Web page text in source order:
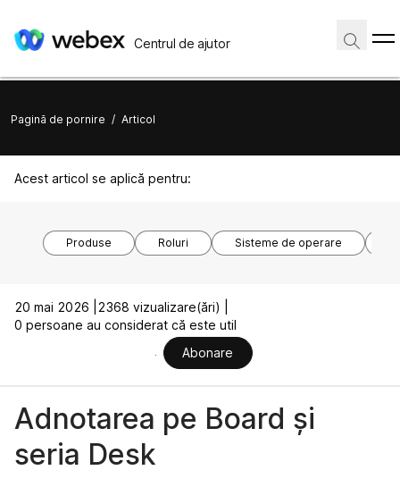
Centrul de ajutor
Pagină de pornire / Articol
Acest articol se aplică pentru:
Produse Roluri Sisteme de operare
20 mai 2026 |
2368 vizualizare(ări) |
0 persoane au considerat că este util
Abonare
Adnotarea pe Board și
seria Desk